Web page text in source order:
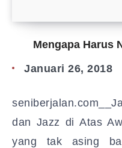
Mengapa Harus
Januari 26, 2018
dan Jazz di Atas
yang tak asing